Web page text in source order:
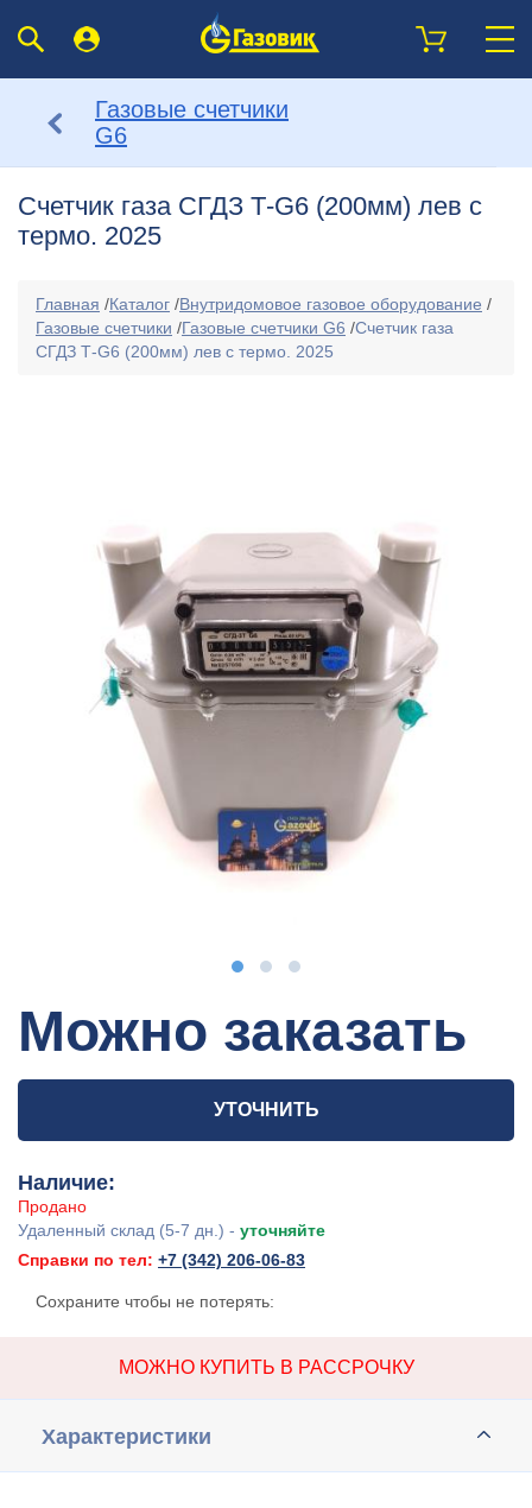
Газовые счетчики
G6
Счетчик газа СГДЗ Т-G6 (200мм) лев с
термо. 2025
Главная /Каталог /Внутридомовое газовое оборудование /
Газовые счетчики /Газовые счетчики G6 /Счетчик газа
СГДЗ Т-G6 (200мм) лев с термо. 2025
Можно заказать
УТОЧНИТЬ
Наличие:
Продано
Удаленный склад (5-7 дн.) - уточняйте
Справки по тел: +7 (342) 206-06-83
Сохраните чтобы не потерять:
МОЖНО КУПИТЬ В РАССРОЧКУ
Характеристики